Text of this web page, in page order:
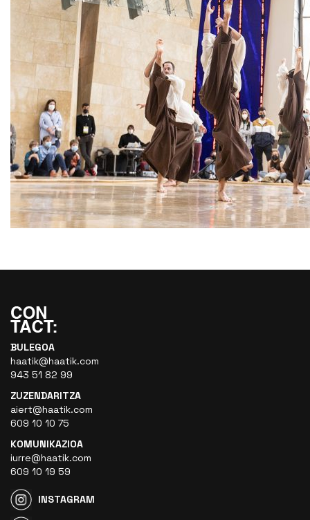
BULEGOA
haatik@haatik.com
943 51 82 99
ZUZENDARITZA
aiert@haatik.com
609 10 10 75
KOMUNIKAZIOA
iurre@haatik.com
609 10 19 59
INSTAGRAM